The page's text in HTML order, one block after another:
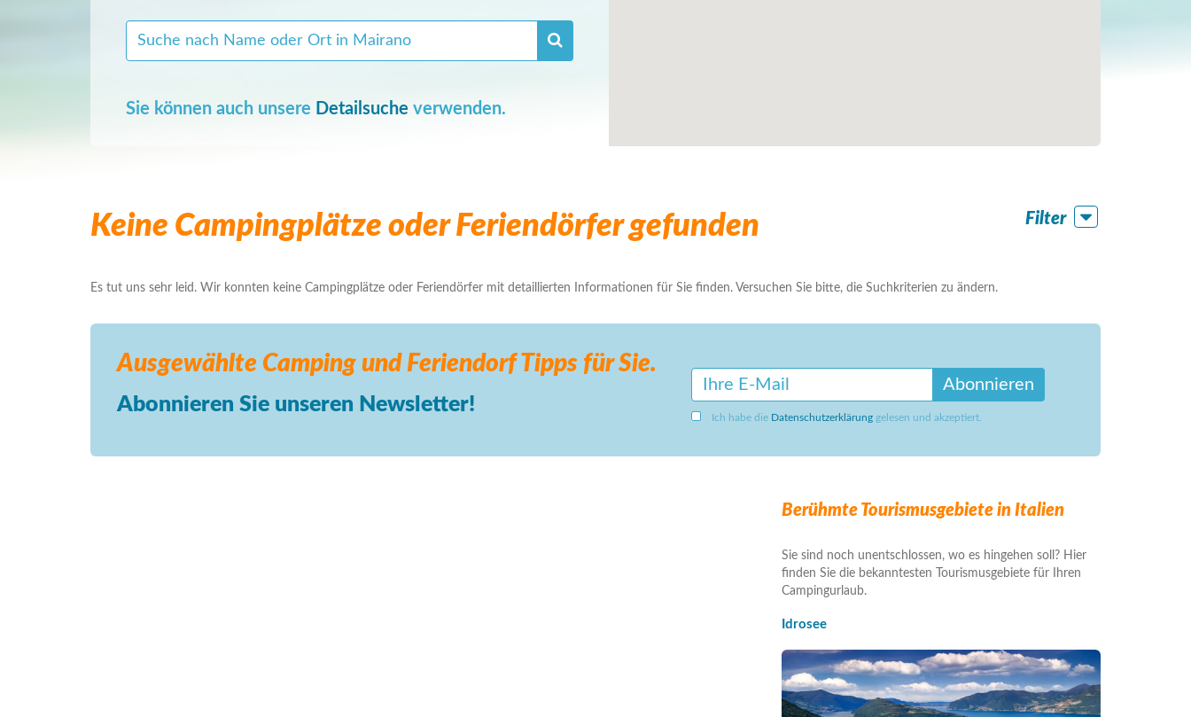
Sie können auch unsere Detailsuche verwenden.
Keine Campingplätze oder Feriendörfer gefunden Filter
Es tut uns sehr leid. Wir konnten keine Campingplätze oder Feriendörfer mit detaillierten Informationen für Sie finden. Versuchen Sie bitte, die Suchkriterien zu ändern.
Ausgewählte Camping und FeriendorfTipps für Sie.
Abonnieren Sie unseren Newsletter!
Abonnieren
Ich habe die Datenschutzerklärunggelesen und akzeptiert.
Berühmte Tourismusgebiete in Italien
Sie sind noch unentschlossen, wo es hingehen soll? Hier
finden Sie die bekanntesten Tourismusgebiete für Ihren
Campingurlaub.
Idrosee